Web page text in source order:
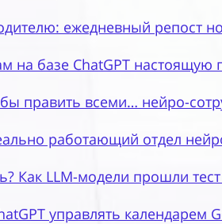
ежедневный репост
на базе ChatGPT настоящую
править всеми… нейро-
работающий отдел
Как LLM-модели прошли
управлять календарем